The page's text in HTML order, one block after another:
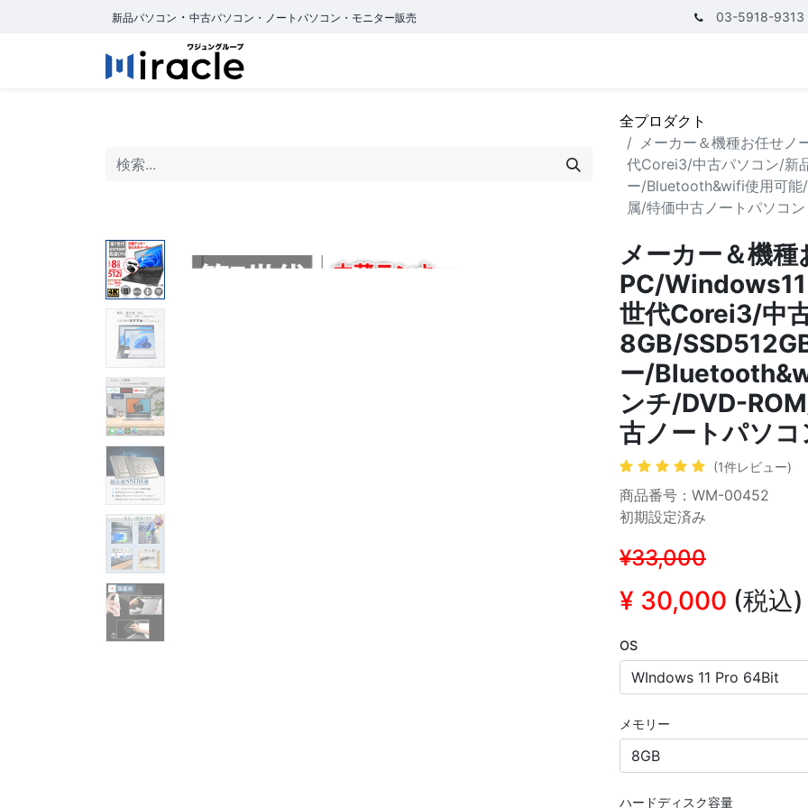
新品パソコン ・ 中古パソコン・ノートパソコン・モニター販売 03-5918-9313
全プロダクト
メーカー＆機種お任せ
代Corei3/中古パソコン/新
ー/Bluetooth&wifi使用可能
属/特価中古ノートパソコン
メーカー＆機
PC/
世代Corei3/中
8GB/
ー/
ンチ/DVD-
古ノートパソコ
(1件レビュー)
商品番号：WM-00452
初期設定済み
¥33,000
¥ 30,000 (税込)
OS
メモリー
ハードディスク容量